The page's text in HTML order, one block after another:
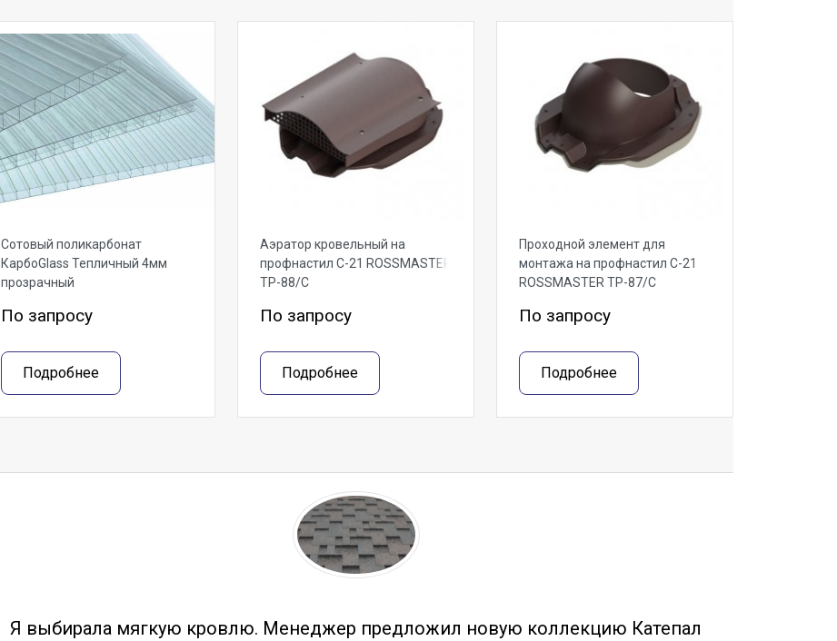
Сотовый поликарбонат
КарбоGlass Тепличный 4мм
прозрачный
По запросу
Подробнее
Аэратор кровельный на
профнастил С-21 ROSSMASTER
ТР-88/С
По запросу
Подробнее
Проходной элемент для
монтажа на профнастил С-21
ROSSMASTER ТР-87/С
По запросу
Подробнее
Я выбирала мягкую кровлю. Менеджер предложил новую коллекцию Катепал